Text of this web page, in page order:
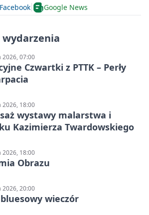
Facebook Google News
wydarzenia
2026, 07:00
Czwartki z PTTK – Perły
2026, 18:00
wystawy malarstwa i
Kazimierza Twardowskiego
2026, 18:00
Obrazu
2026, 20:00
wieczór